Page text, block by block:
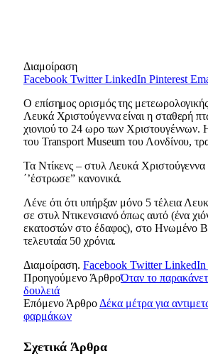
Διαμοίραση
Facebook Twitter LinkedIn Pinterest
O επίσημος ορισμός της
Λευκά Χριστούγεννα είναι η σταθερή
χιονιού το 24 ωρο των Χριστουγέννων.
του Transport Museum του Λονδίνου,
Τα Ντίκενς – στυλ Λευκά Χριστούγεννα
΄’έστρωσε” κανονικά.
Λένε ότι ότι υπήρξαν μόνο 5 τέλεια
σε στυλ Ντικενσιανό όπως αυτό (ένα
εκατοστών στο έδαφος), στο Ηνωμένο
τελευταία 50 χρόνια.
Διαμοίραση. Facebook Twitter LinkedIn
Προηγούμενο ΆρθροΌταν το
δουλειά
Επόμενο Άρθρο Δέκα μέτρα για
φαρμάκων
Σχετικά Άρθρα